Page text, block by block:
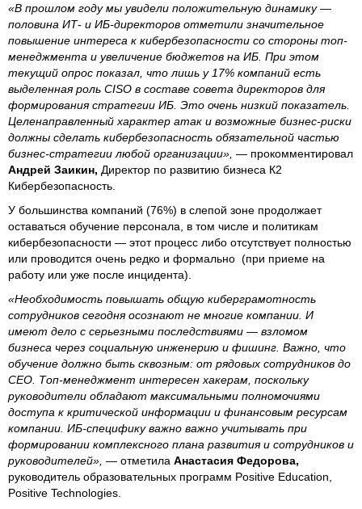
«В прошлом году мы увидели положительную динамику —
половина ИТ- и ИБ-директоров отметили значительное
повышение интереса к кибербезопасности со стороны топ-
менеджмента и увеличение бюджетов на ИБ. При этом
текущий опрос показал, что лишь у 17% компаний есть
выделенная роль CISO в составе совета директоров для
формирования стратегии ИБ. Это очень низкий показатель.
Целенаправленный характер атак и возможные бизнес-риски
должны сделать кибербезопасность обязательной частью
бизнес-стратегии любой организации», — прокомментировал
Андрей Заикин, Директор по развитию бизнеса К2
Кибербезопасность.
У большинства компаний (76%) в слепой зоне продолжает
оставаться обучение персонала, в том числе и политикам
кибербезопасности — этот процесс либо отсутствует полностью
или проводится очень редко и формально (при приеме на
работу или уже после инцидента).
«Необходимость повышать общую киберграмотность
сотрудников сегодня осознают не многие компании. И
имеют дело с серьезными последствиями — взломом
бизнеса через социальную инженерию и фишинг. Важно, что
обучение должно быть сквозным: от рядовых сотрудников до
CEO. Топ-менеджмент интересен хакерам, поскольку
руководители обладают максимальными полномочиями
доступа к критической информации и финансовым ресурсам
компании. ИБ-специфику важно важно учитывать при
формировании комплексного плана развития и сотрудников и
руководителей», — отметила Анастасия Федорова,
руководитель образовательных программ Positive Education,
Positive Technologies.